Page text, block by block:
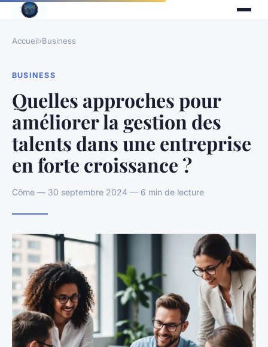
Accueil›Business
BUSINESS
Quelles approches pour
améliorer la gestion des
talents dans une entreprise
en forte croissance ?
Côme — 30 septembre 2024 — 6 min de lecture